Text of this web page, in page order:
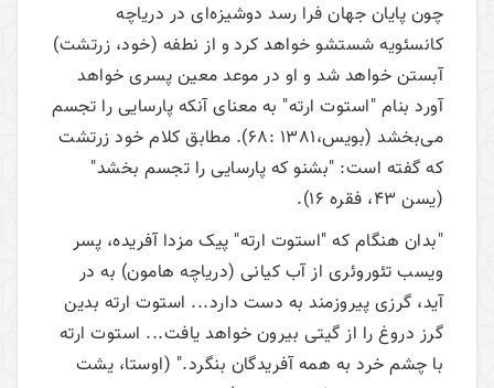
چون پایان جهان فرا رسد دوشیزه‌ای در دریاچه‌
کانسئویه شستشو خواهد کرد و از نطفه (خود، زرتشت)
آبستن خواهد شد و او در موعد معین پسری خواهد
آورد بنام "استوت ارته" به معنای آنکه پارسایی را تجسم
می‌بخشد (بویس،1381 :68). مطابق کلام خود زرتشت
که گفته است: "بشنو که پارسایی را تجسم بخشد"
(یسن 43، فقره 16).
"بدان هنگام که "استوت ارته" پیک مزدا آفریده، پسر
ویسب تئوروئری از آب کیانی (دریاچه هامون) به در
آید، گرزی پیروزمند به دست دارد... استوت ارته بدین
گرز دروغ را از گیتی بیرون خواهد یافت... استوت ارته
با چشم خرد به همه آفریدگان بنگرد." (اوستا، یشت